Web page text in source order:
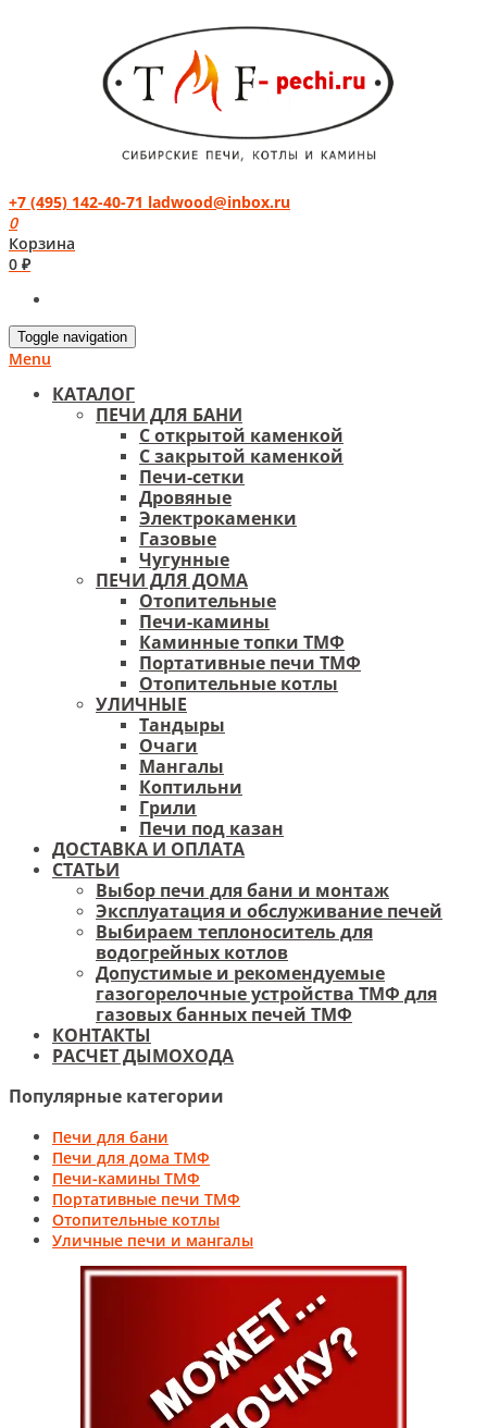
+7 (495) 142-40-71 ladwood@inbox.ru
0
Корзина
0 ₽
Toggle navigation
Menu
КАТАЛОГ
ПЕЧИ ДЛЯ БАНИ
С открытой каменкой
С закрытой каменкой
Печи-сетки
Дровяные
Электрокаменки
Газовые
Чугунные
ПЕЧИ ДЛЯ ДОМА
Отопительные
Печи-камины
Каминные топки ТМФ
Портативные печи ТМФ
Отопительные котлы
УЛИЧНЫЕ
Тандыры
Очаги
Мангалы
Коптильни
Грили
Печи под казан
ДОСТАВКА И ОПЛАТА
СТАТЬИ
Выбор печи для бани и монтаж
Эксплуатация и обслуживание печей
Выбираем теплоноситель для
водогрейных котлов
Допустимые и рекомендуемые
газогорелочные устройства ТМФ для
газовых банных печей ТМФ
КОНТАКТЫ
РАСЧЕТ ДЫМОХОДА
Популярные категории
Печи для бани
Печи для дома ТМФ
Печи-камины ТМФ
Портативные печи ТМФ
Отопительные котлы
Уличные печи и мангалы